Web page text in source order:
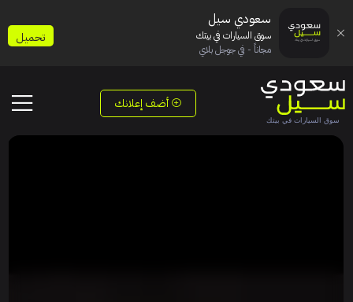
أضف إعلانك
سعودي سيل
سوق السيارات في بيتك
مجاناً - في جوجل بلاي
تحميل